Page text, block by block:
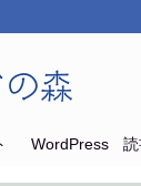
森
WordPress